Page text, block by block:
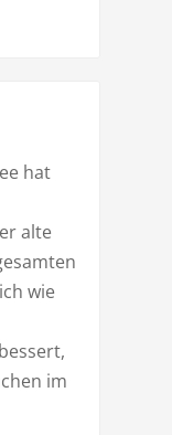
hat
alte
wie
im